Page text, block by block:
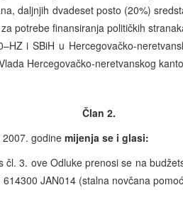
daljnjih dvadeset posto (20%)
potrebe finansiranja političkih
i SBiH u Hercegovačko-
Hercegovačko-neretvanskog
Član 2.
godine mijenja se i glasi:
čl. 3. ove Odluke prenosi se na
JAN014 (stalna novčana